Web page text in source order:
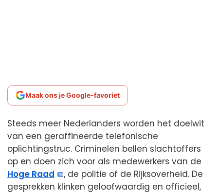
Maak ons je Google-favoriet
Steeds meer Nederlanders worden het doelwit
van een geraffineerde telefonische
oplichtingstruc. Criminelen bellen slachtoffers
op en doen zich voor als medewerkers van de
Hoge Raad
, de politie of de Rijksoverheid. De
gesprekken klinken geloofwaardig en officieel,